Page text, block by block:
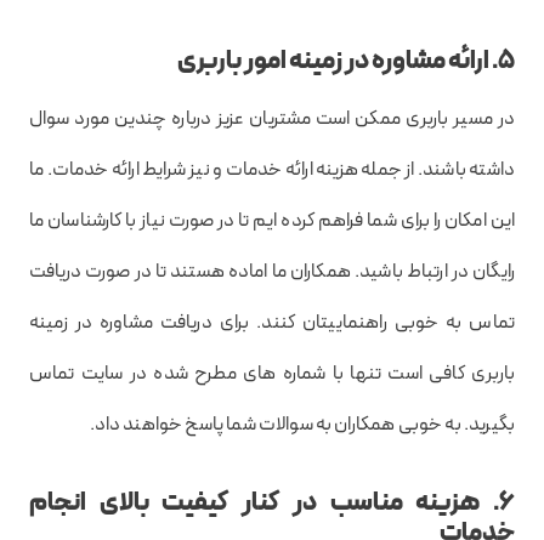
5. ارائه مشاوره در زمینه امور باربری
در مسیر باربری ممکن است مشتریان عزیز درباره چندین مورد سوال
داشته باشند. از جمله هزینه ارائه خدمات و نیز شرایط ارائه خدمات. ما
این امکان را برای شما فراهم کرده ایم تا در صورت نیاز با کارشناسان ما
رایگان در ارتباط باشید. همکاران ما اماده هستند تا در صورت دریافت
تماس به خوبی راهنماییتان کنند. برای دریافت مشاوره در زمینه
باربری کافی است تنها با شماره های مطرح شده در سایت تماس
بگیرید. به خوبی همکاران به سوالات شما پاسخ خواهند داد.
6. هزینه مناسب در کنار کیفیت بالای انجام